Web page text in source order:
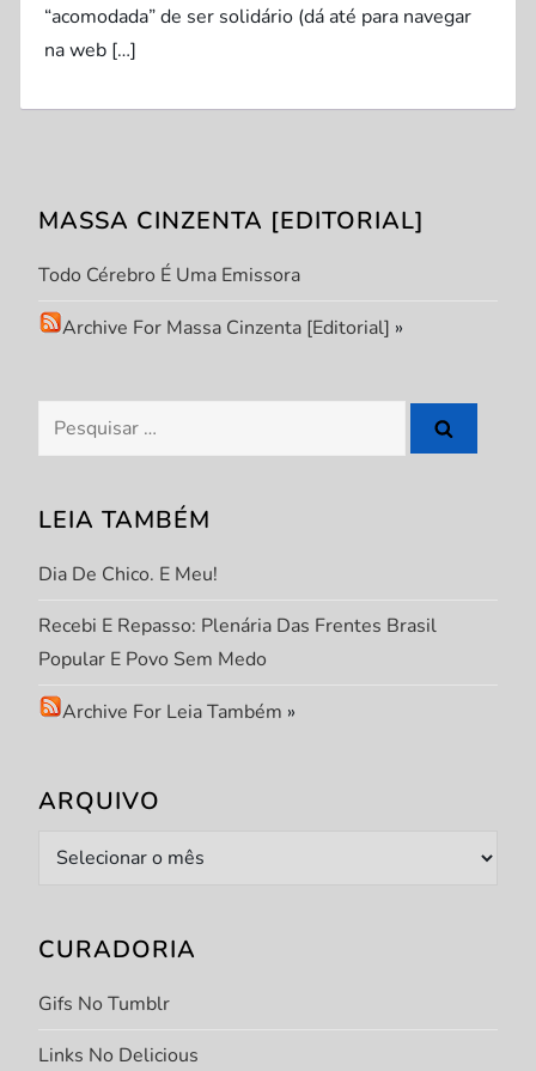
“acomodada” de ser solidário (dá até para navegar
na web […]
MASSA CINZENTA [EDITORIAL]
Todo Cérebro É Uma Emissora
Archive For Massa Cinzenta [Editorial] »
Pesquisar
por:
LEIA TAMBÉM
Dia De Chico. E Meu!
Recebi E Repasso: Plenária Das Frentes Brasil
Popular E Povo Sem Medo
Archive For Leia Também »
ARQUIVO
Arquivo
CURADORIA
Gifs No Tumblr
Links No Delicious